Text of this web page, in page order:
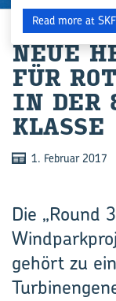
NEUE
FÜR
IN DER
KLASSE
1. Februar 2017
Die „Round
gehört zu
Read more at